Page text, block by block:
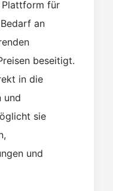
für
an
beseitigt.
in die
und
sie
und